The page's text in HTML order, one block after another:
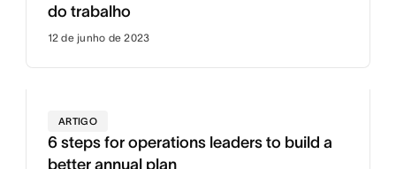
do trabalho
12 de junho de 2023
ARTIGO
6 steps for operations leaders to build a
better annual plan